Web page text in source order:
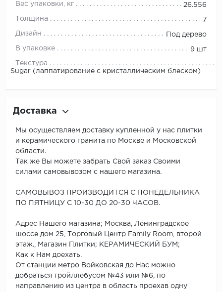
Вес упаковки, кг 26.556
Толщина 7
Дизайн Под дерево
В упаковке 9 шт
Текстура
Sugar (лаппатирование с кристаллическим блеском)
Доставка
Мы осуществляем доставку купленной у нас плитки
и керамического гранита по Москве и Московской
области.
Так же Вы можете забрать Свой заказ Своими
силами самовывозом с нашего магазина.
САМОВЫВОЗ ПРОИЗВОДИТСЯ С ПОНЕДЕЛЬНИКА
ПО ПЯТНИЦУ С 10-30 ДО 20-30 ЧАСОВ.
Адрес Нашего магазина; Москва, Ленинградское
шоссе дом 25, Торговый Центр Family Room, второй
этаж., Магазин Плитки; КЕРАМИЧЕСКИЙ БУМ;
Как к Нам доехать.
От станции метро Войковская до Нас можно
добраться тройллебусом №43 или №6, по
направлению из центра в область проехав одну